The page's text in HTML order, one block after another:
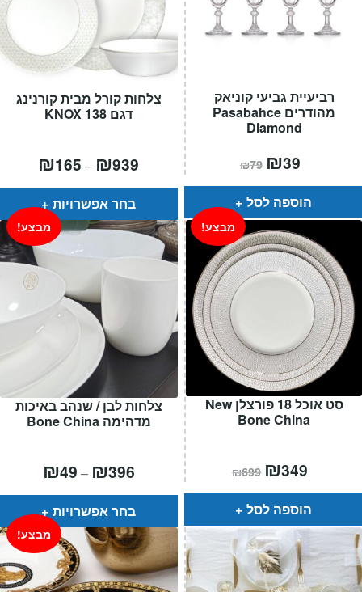
צלחות קורל מבית קורנינג
דגם KNOX 138
₪165 – ₪939
⁦₪165⁩
בחר אפשרויות
רביעיית גביעי קוניאק
מהודרים Pasabahce
Diamond
₪79 המחיר
המקורי
היה:
₪79.
₪39
הוא:
הוספה לסל
צלחות לבן / שנהב באיכות
מדהימה Bone China
מבצע!
₪49 – ₪396טווח
מחירים:
⁦₪49⁩
עדבחר אפשרויות
סט אוכל 18 פורצלן New
Bone China
מבצע!
₪699 המחיר
המקורי
היה:
₪699.
₪349
הוא:
הוספה לסל
מבצע!